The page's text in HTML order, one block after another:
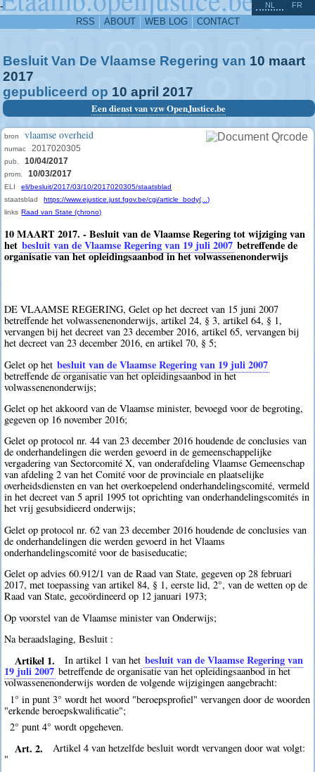
-
RSS ABOUT WEB LOG CONTACT
NL FR
Besluit Van De Vlaamse Regering van 10 maart
2017
gepubliceerd op 10 april 2017
Een dienst van vzw OpenJustice.be
bron vlaamse overheid
numac 2017020305
pub. 10/04/2017
prom. 10/03/2017
ELI
eli/besluit/2017/03/10/2017020305/staatsblad
staatsblad
https://www.ejustice.just.fgov.be/cgi/article_body(...)
links Raad van State (chrono)
10 MAART 2017. - Besluit van de Vlaamse Regering tot wijziging van
het besluit van de Vlaamse Regering van 19 juli 2007 betreffende de
organisatie van het opleidingsaanbod in het volwassenenonderwijs
DE VLAAMSE REGERING, Gelet op het decreet van 15 juni 2007
betreffende het volwassenenonderwijs, artikel 24, § 3, artikel 64, § 1,
vervangen bij het decreet van 23 december 2016, artikel 65, vervangen bij
het decreet van 23 december 2016, en artikel 70, § 5;
Gelet op het besluit van de Vlaamse Regering van 19 juli 2007
betreffende de organisatie van het opleidingsaanbod in het
volwassenenonderwijs;
Gelet op het akkoord van de Vlaamse minister, bevoegd voor de begroting,
gegeven op 16 november 2016;
Gelet op protocol nr. 44 van 23 december 2016 houdende de conclusies van
de onderhandelingen die werden gevoerd in de gemeenschappelijke
vergadering van Sectorcomité X, van onderafdeling Vlaamse Gemeenschap
van afdeling 2 van het Comité voor de provinciale en plaatselijke
overheidsdiensten en van het overkoepelend onderhandelingscomité, vermeld
in het decreet van 5 april 1995 tot oprichting van onderhandelingscomités in
het vrij gesubsidieerd onderwijs;
Gelet op protocol nr. 62 van 23 december 2016 houdende de conclusies van
de onderhandelingen die werden gevoerd in het Vlaams
onderhandelingscomité voor de basiseducatie;
Gelet op advies 60.912/1 van de Raad van State, gegeven op 28 februari
2017, met toepassing van artikel 84, § 1, eerste lid, 2°, van de wetten op de
Raad van State, gecoördineerd op 12 januari 1973;
Op voorstel van de Vlaamse minister van Onderwijs;
Na beraadslaging, Besluit :
Artikel 1. In artikel 1 van het besluit van de Vlaamse Regering van
19 juli 2007 betreffende de organisatie van het opleidingsaanbod in het
volwassenenonderwijs worden de volgende wijzigingen aangebracht:
1° in punt 3° wordt het woord "beroepsprofiel" vervangen door de woorden
"erkende beroepskwalificatie";
2° punt 4° wordt opgeheven.
Art. 2.
Artikel 4 van hetzelfde besluit wordt vervangen door wat volgt:
"
^